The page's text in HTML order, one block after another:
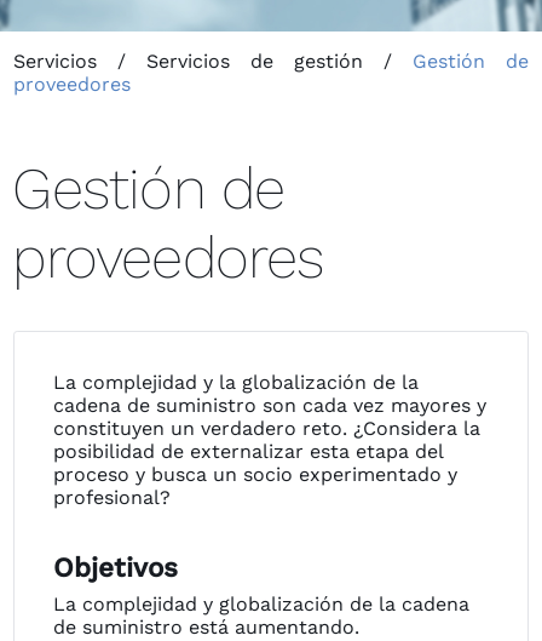
Servicios / Servicios de gestión / Gestión de
proveedores
Gestión de
proveedores
La complejidad y la globalización de la
cadena de suministro son cada vez mayores y
constituyen un verdadero reto. ¿Considera la
posibilidad de externalizar esta etapa del
proceso y busca un socio experimentado y
profesional?
Objetivos
La complejidad y globalización de la cadena
de suministro está aumentando.